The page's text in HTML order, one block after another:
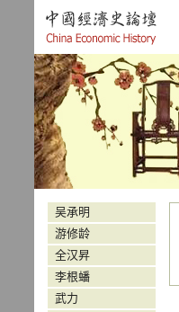
吴承明
游修龄
全汉昇
李根蟠
武力